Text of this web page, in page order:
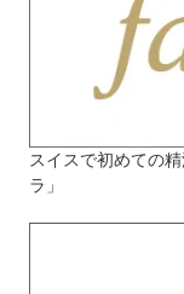
スイスで初めての
ラ」